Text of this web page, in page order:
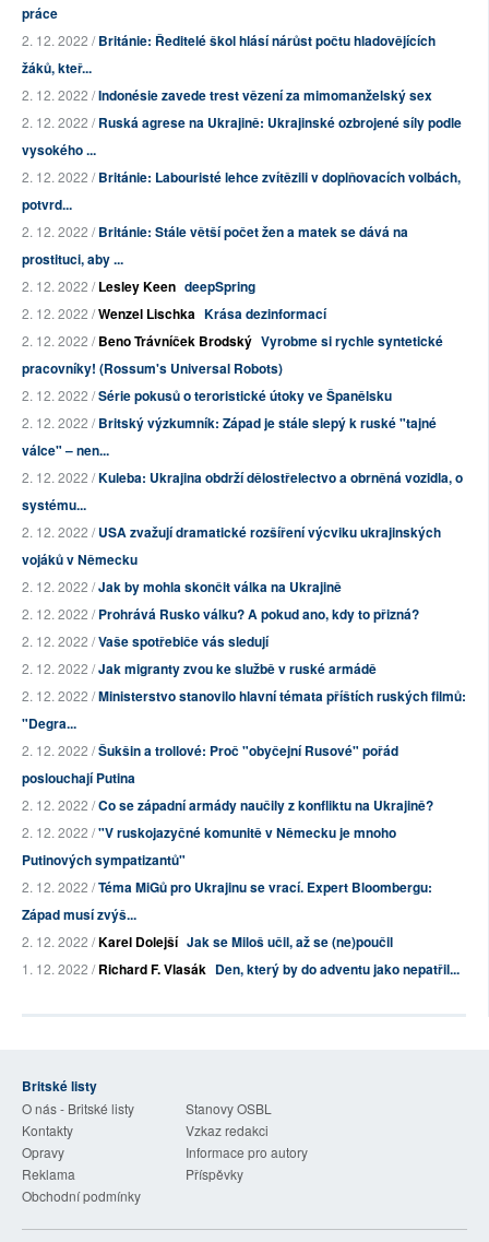
práce
2. 12. 2022 /Británie: Ředitelé škol hlásí nárůst počtu hladovějících
žáků, kteř...
2. 12. 2022 /Indonésie zavede trest vězení za mimomanželský sex
2. 12. 2022 /Ruská agrese na Ukrajině: Ukrajinské ozbrojené síly podle
vysokého ...
2. 12. 2022 /Británie: Labouristé lehce zvítězili v doplňovacích volbách,
potvrd...
2. 12. 2022 /Británie: Stále větší počet žen a matek se dává na
prostituci, aby ...
2. 12. 2022 /Lesley Keen deepSpring
2. 12. 2022 /Wenzel Lischka Krása dezinformací
2. 12. 2022 /Beno Trávníček Brodský Vyrobme si rychle syntetické
pracovníky! (Rossum's Universal Robots)
2. 12. 2022 /Série pokusů o teroristické útoky ve Španělsku
2. 12. 2022 /Britský výzkumník: Západ je stále slepý k ruské "tajné
válce" – nen...
2. 12. 2022 /Kuleba: Ukrajina obdrží dělostřelectvo a obrněná vozidla, o
systému...
2. 12. 2022 /USA zvažují dramatické rozšíření výcviku ukrajinských
vojáků v Německu
2. 12. 2022 /Jak by mohla skončit válka na Ukrajině
2. 12. 2022 /Prohrává Rusko válku? A pokud ano, kdy to přizná?
2. 12. 2022 /Vaše spotřebiče vás sledují
2. 12. 2022 /Jak migranty zvou ke službě v ruské armádě
2. 12. 2022 /Ministerstvo stanovilo hlavní témata příštích ruských filmů:
"Degra...
2. 12. 2022 /Šukšin a trollové: Proč "obyčejní Rusové" pořád
poslouchají Putina
2. 12. 2022 /Co se západní armády naučily z konfliktu na Ukrajině?
2. 12. 2022 /"V ruskojazyčné komunitě v Německu je mnoho
Putinových sympatizantů"
2. 12. 2022 /Téma MiGů pro Ukrajinu se vrací. Expert Bloombergu:
Západ musí zvýš...
2. 12. 2022 /Karel Dolejší Jak se Miloš učil, až se (ne)poučil
1. 12. 2022 /Richard F. Vlasák Den, který by do adventu jako nepatřil...
Britské listy
O nás - Britské listy
Stanovy OSBL
Kontakty
Vzkaz redakci
Opravy
Informace pro autory
Reklama
Příspěvky
Obchodní podmínky